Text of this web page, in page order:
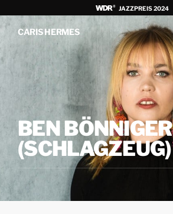
JAZZPREIS 2024
CARIS HERMES
BEN BÖNNIGER
(SCHLAGZEUG)